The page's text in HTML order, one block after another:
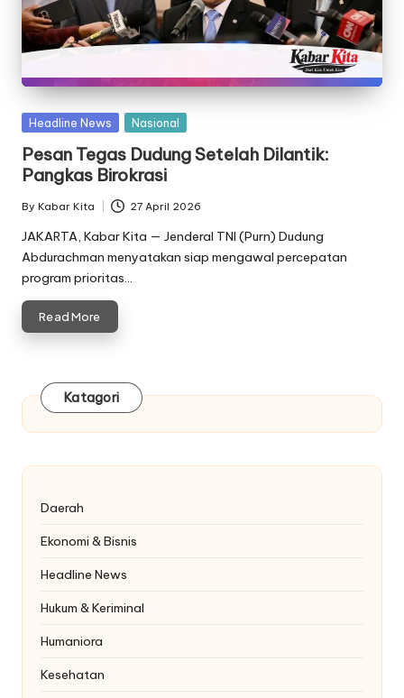
Posted
Headline News Nasional
Pesan Tegas Dudung Setelah Dilantik:
Pangkas Birokrasi
Posted
by
By Kabar Kita 27 April 2026
JAKARTA, Kabar Kita — Jenderal TNI (Purn) Dudung
Abdurachman menyatakan siap mengawal percepatan
program prioritas…
Read More
Katagori
Daerah
Ekonomi & Bisnis
Headline News
Hukum & Keriminal
Humaniora
Kesehatan